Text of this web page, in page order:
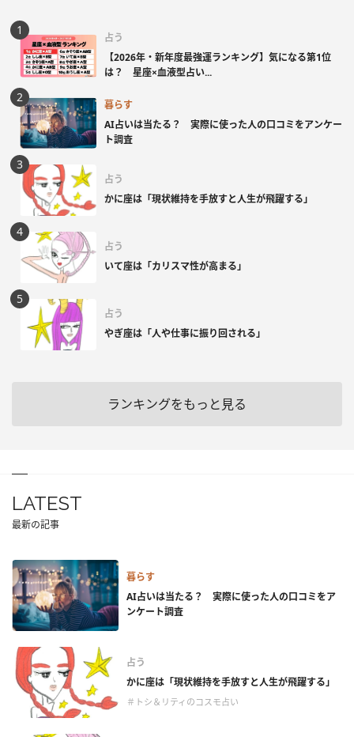
占う
【2026年・新年度最強運ランキング】気になる第1位
は？ 星座×血液型占い...
暮らす
AI占いは当たる？ 実際に使った人の口コミをアンケー
ト調査
占う
かに座は「現状維持を手放すと人生が飛躍する」
占う
いて座は「カリスマ性が高まる」
占う
やぎ座は「人や仕事に振り回される」
ランキングをもっと見る
LATEST
最新の記事
暮らす
AI占いは当たる？ 実際に使った人の口コミをア
ンケート調査
占う
かに座は「現状維持を手放すと人生が飛躍する」
＃トシ＆リティのコスモ占い